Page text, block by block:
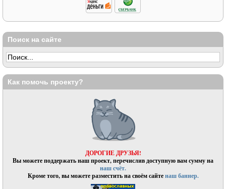
Поиск на сайте
Как помочь проекту?
ДОРОГИЕ ДРУЗЬЯ!
Вы можете поддержать наш проект, перечислив доступную вам сумму на
наш счёт.
Кроме того, вы можете разместить на своём сайтенаш баннер.